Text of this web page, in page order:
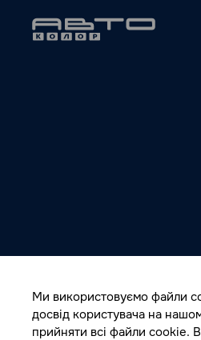
Ми використовуємо файли
досвід користувача на
прийняти всі файли cookie.